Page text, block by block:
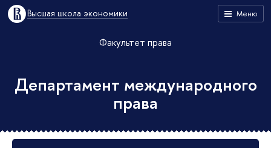
Меню
Высшая школа экономики
Факультет права
Департамент международного
права